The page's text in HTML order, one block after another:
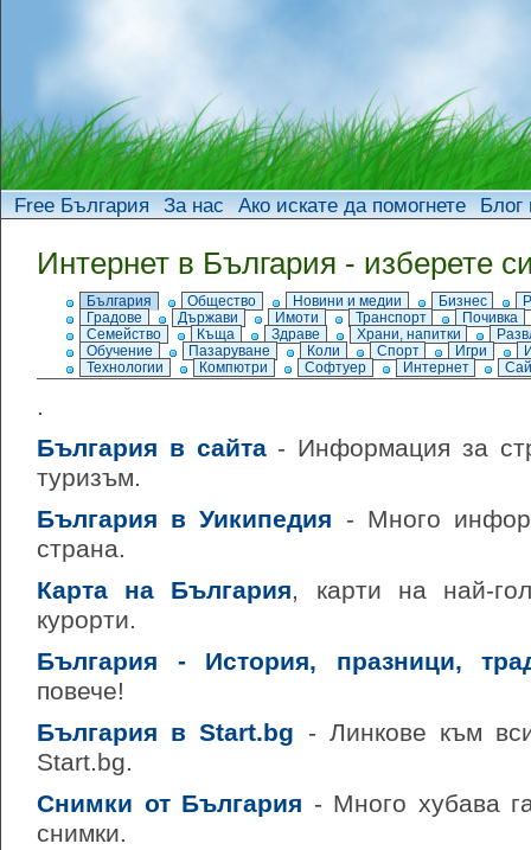
Free България За нас Ако искате да помогнете Блог
Интернет в България - изберете
България Общество Новини и медии Бизнес
Градове
Държави Имоти Транспорт
Почивка
Семейство
Къща Здраве Храни, напитки
Обучение
Пазаруване Коли Спорт Игри
Технологии
Компютри Софтуер Интернет
.
България в сайта- Информация за
туризъм.
България в Уикипедия - Много
страна.
Карта на България, карти на най-
курорти.
България - История, празници,
повече!
България в Start.bg - Линкове към
Start.bg.
Снимки от България - Много хубава
снимки.